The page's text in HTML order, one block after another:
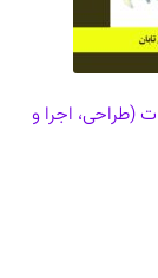
(طراحی، اجرا و